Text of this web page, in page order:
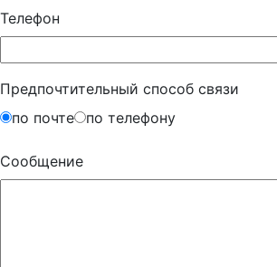
Телефон
Предпочтительный способ связи
по почте
по телефону
Сообщение